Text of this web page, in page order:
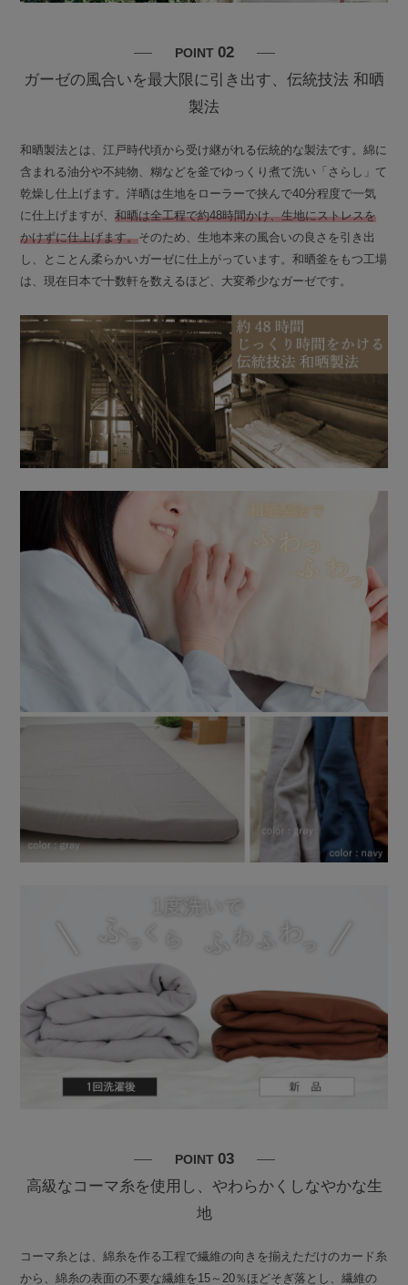
POINT 02
ガーゼの風合いを最大限に引き出す、伝統技法 和晒
製法
和晒製法とは、江戸時代頃から受け継がれる伝統的な製法です。綿に
含まれる油分や不純物、糊などを釜でゆっくり煮て洗い「さらし」て
乾燥し仕上げます。洋晒は生地をローラーで挟んで40分程度で一気
に仕上げますが、和晒は全工程で約48時間かけ、生地にストレスを
かけずに仕上げます。そのため、生地本来の風合いの良さを引き出
し、とことん柔らかいガーゼに仕上がっています。和晒釜をもつ工場
は、現在日本で十数軒を数えるほど、大変希少なガーゼです。
POINT 03
高級なコーマ糸を使用し、やわらかくしなやかな生
地
コーマ糸とは、綿糸を作る工程で繊維の向きを揃えただけのカード糸
から、綿糸の表面の不要な繊維を15～20％ほどそぎ落とし、繊維の